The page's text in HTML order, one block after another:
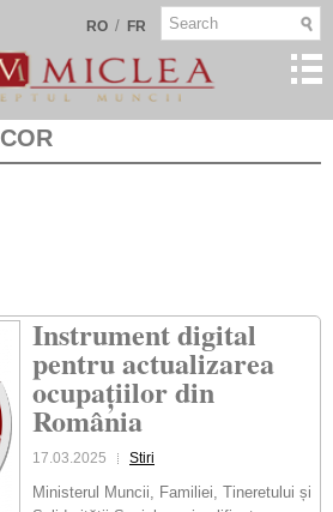
RO / FR
COR
Instrument digital
pentru actualizarea
ocupațiilor din
România
17.03.2025 Stiri
Ministerul Muncii, Familiei, Tineretului și